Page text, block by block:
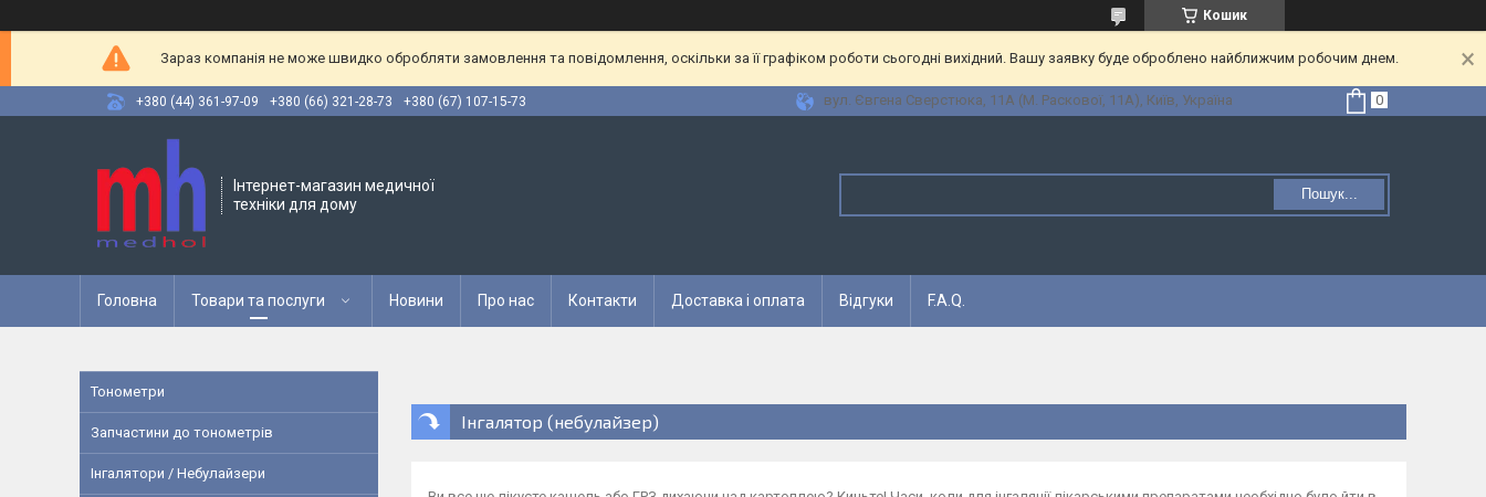
Кошик
Зараз компанія не може швидко обробляти замовлення та повідомлення, оскільки за її графіком роботи сьогодні вихідний. Вашу заявку буде оброблено найближчим робочим днем.
+380 (44) 361-97-09 +380 (66) 321-28-73 +380 (67) 107-15-73 вул. Євгена Сверстюка, 11А (М. Раскової, 11А), Київ, Україна
Інтернет-магазин медичної
техніки для дому
Пошук...
Головна Товари та послуги Новини Про нас Контакти Доставка і оплата Відгуки F.A.Q.
Інгалятор (небулайзер)
Тонометри
Запчастини до тонометрів
Інгалятори / Небулайзери